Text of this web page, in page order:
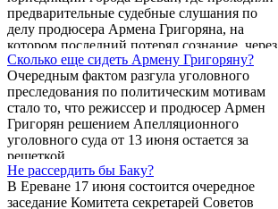
констатировала смерть.
предварительные судебные слушания по
делу продюсера Армена Григоряна, на
котором последний потерял сознание, через
9 минут после вызова. Об этом заявила в
беседе с корреспондентом Новости
Армении – NEWS.am директор ЗАО
«Скорая помощь» Тагуи Степанян.
Сколько еще сидеть Армену Григоряну?
Очередным фактом разгула уголовного
преследования по политическим мотивам
стало то, что режиссер и продюсер Армен
Григорян решением Апелляционного
уголовного суда от 13 июня остается за
решеткой.
Не рассердить бы Баку?
В Ереване 17 июня состоится очередное
заседание Комитета секретарей Советов